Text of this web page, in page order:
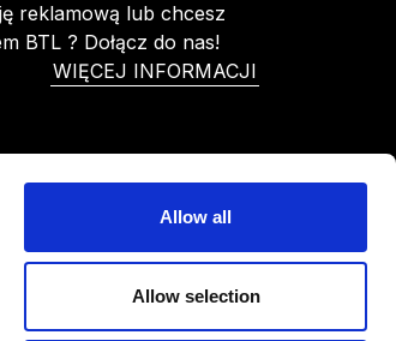
Allow all
Allow selection
reklamową lub chcesz
BTL ? Dołącz do nas!
WIĘCEJ INFORMACJI